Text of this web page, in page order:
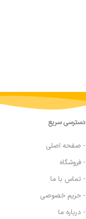
دسترسی سریع
- صفحه اصلی
- فروشگاه
- تماس با ما
- حریم خصوصی
- درباره ما